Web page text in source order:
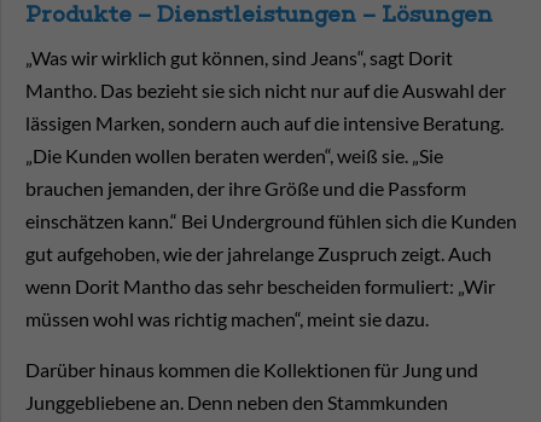
Produkte – Dienstleistungen – Lösungen
„Was wir wirklich gut können, sind Jeans“, sagt Dorit
Mantho. Das bezieht sie sich nicht nur auf die Auswahl der
lässigen Marken, sondern auch auf die intensive Beratung.
„Die Kunden wollen beraten werden“, weiß sie. „Sie
brauchen jemanden, der ihre Größe und die Passform
einschätzen kann.“ Bei Underground fühlen sich die Kunden
gut aufgehoben, wie der jahrelange Zuspruch zeigt. Auch
wenn Dorit Mantho das sehr bescheiden formuliert: „Wir
müssen wohl was richtig machen“, meint sie dazu.
Darüber hinaus kommen die Kollektionen für Jung und
Junggebliebene an. Denn neben den Stammkunden